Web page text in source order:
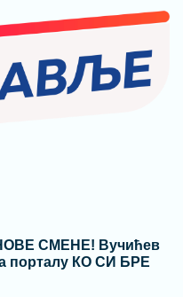
СМЕНЕ! Вучићев
порталу КО СИ БРЕ